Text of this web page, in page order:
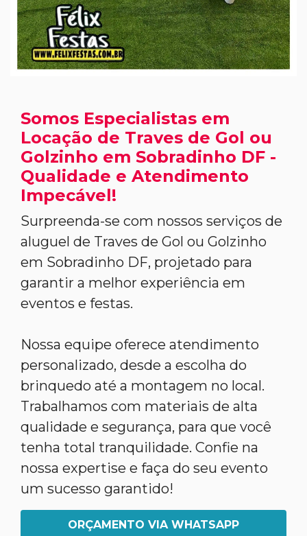
Somos Especialistas em
Locação de Traves de Gol ou
Golzinho em Sobradinho DF -
Qualidade e Atendimento
Impecável!
Surpreenda-se com nossos serviços de
aluguel de Traves de Gol ou Golzinho
em Sobradinho DF, projetado para
garantir a melhor experiência em
eventos e festas.
Nossa equipe oferece atendimento
personalizado, desde a escolha do
brinquedo até a montagem no local.
Trabalhamos com materiais de alta
qualidade e segurança, para que você
tenha total tranquilidade. Confie na
nossa expertise e faça do seu evento
um sucesso garantido!
ORÇAMENTO VIA WHATSAPP